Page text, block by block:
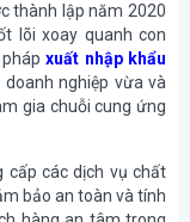
thành lập năm 2020
lõi xoay quanh con
phápxuất nhập khẩu
nghiệp vừa và
gia chuỗi cung ứng
cấp các dịch vụ chất
bảo an toàn và tính